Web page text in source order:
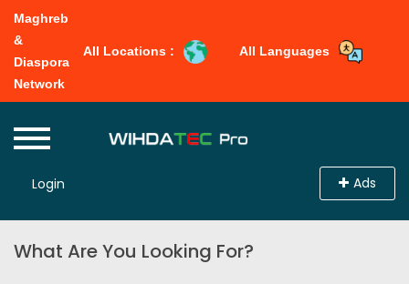
Maghreb
&
Diaspora
Network
All Locations : All Languages
Login Ads
What Are You Looking For?